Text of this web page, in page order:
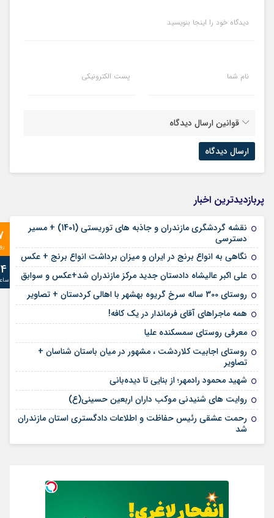
دیدگاه خود را اینجا بنویسید
نام شما پست الکترونیکی
قوانین ارسال دیدگاه
پربازدیدترین اخبار
نقشه گردشگری مازندران و جاذبه های توریستی (1401) + مسیر
دسترسی
نگاهی به انواع برنج در ایران و میزان برداشت انواع برنج + عکس
علی‌ اکبر عالیشاه دادستان جدید مرکز مازندران شد+عکس و سوابق
روستای 300 ساله سرخ ‌گریوه بهشهر با اهالی کردستان + تصاویر
همه ماجراهای آقای فرماندار در یک کافه!
معرفی روستای سمسکنده علیا
روستای اجابیت کلاردشت ، مشهور در میان باستان شناسان +
تصاویر
شهید محمود رادمهر؛ از بنایی تا دیده‌بانی
روایت های شنیدنی موکب داران اربعین حسینی(ع)
رحمت عشقی رئیس حفاظت و اطلاعات دادگستری استان مازندران
شد